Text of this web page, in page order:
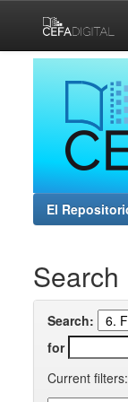
El
Search
Search:
for
Current filters: